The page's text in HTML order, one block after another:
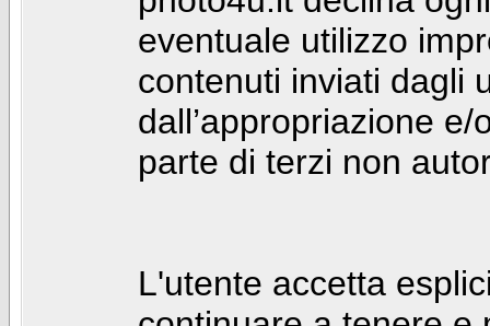
eventuale utilizzo
contenuti inviati dagli
dall’appropriazione
parte di terzi non
L'utente accetta